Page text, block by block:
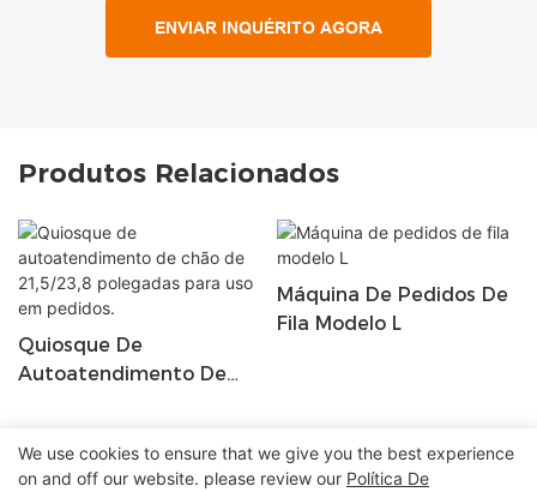
ENVIAR INQUÉRITO AGORA
Produtos Relacionados
Quiosque De
Autoatendimento De
Pedidos.
Máquina De Pedidos De
Fila Modelo L
We use cookies to ensure that we give you the best experience
on and off our website. please review our Política De